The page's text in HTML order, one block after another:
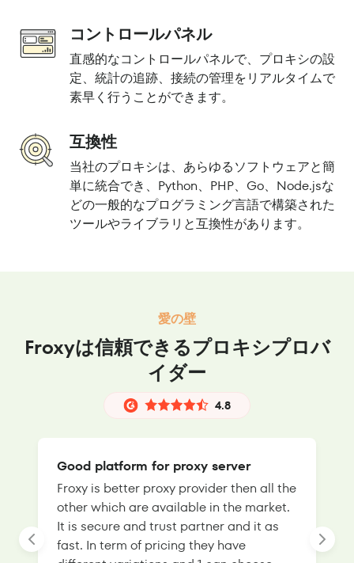
コントロールパネル
直感的なコントロールパネルで、プロキシの設
定、統計の追跡、接続の管理をリアルタイムで
素早く行うことができます。
互換性
当社のプロキシは、あらゆるソフトウェアと簡
単に統合でき、Python、PHP、Go、Node.jsな
どの一般的なプログラミング言語で構築された
ツールやライブラリと互換性があります。
愛の壁
Froxyは信頼できるプロキシプロバ
イダー
4.8
Good platform for proxy server
Froxy is better proxy provider then all the
other which are available in the market.
It is secure and trust partner and it as
fast. In term of pricing they have